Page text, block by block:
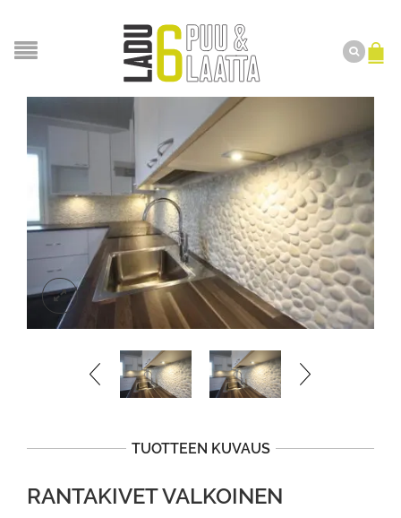
TUOTTEEN KUVAUS
RANTAKIVET VALKOINEN